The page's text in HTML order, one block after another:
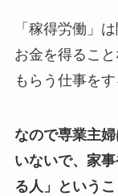
「稼得労働」
お金を得るこ
もらう仕事をす
なので専業主
いないで、家
る人」というこ